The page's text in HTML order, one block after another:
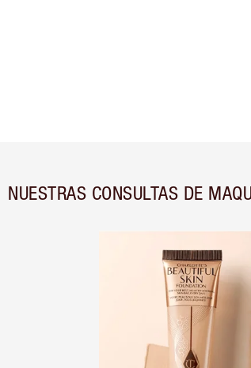
NUESTRAS CONSULTAS DE